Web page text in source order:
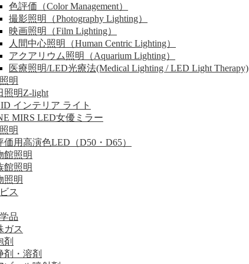
色評価（Color Management）
撮影照明（Photography Lighting）
映画照明（Film Lighting）
人間中心照明（Human Centric Lighting）
アクアリウム照明（Aquarium Lighting）
医療照明/LED光療法(Medical Lighting / LED Light Therapy)
明
照明Z-light
インテリア ライト
MIRS LED女優ミラー
明
価用高演色LED（D50・D65）
館照明
館照明
照明
ス
品
ガス
剤
剤・溶剤